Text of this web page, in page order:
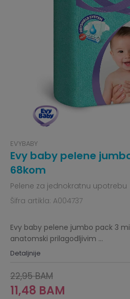
EVYBABY
Evy baby pelene
68kom
Pelene za jednokratnu upotrebu
Šifra artikla: A004737
Evy baby pelene jumbo pack 3
anatomski prilagodljivim ...
Detaljnije
22,95 BAM
11,48 BAM